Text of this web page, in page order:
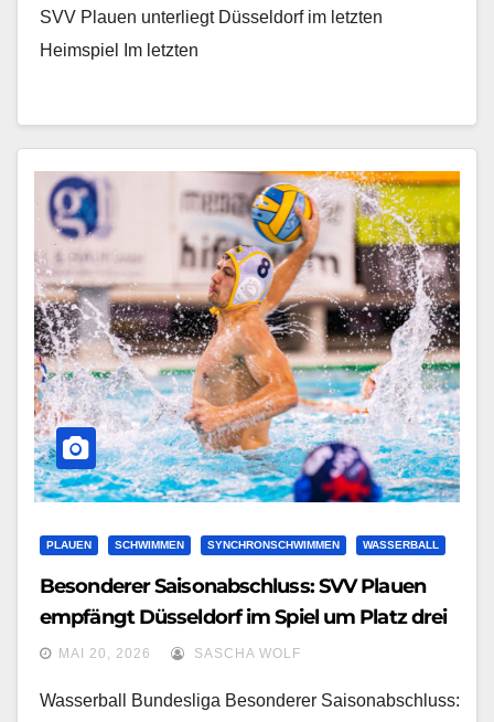
SVV Plauen unterliegt Düsseldorf im letzten
Heimspiel Im letzten
PLAUEN SCHWIMMEN SYNCHRONSCHWIMMEN WASSERBALL
Besonderer Saisonabschluss: SVV Plauen
empfängt Düsseldorf im Spiel um Platz drei
MAI 20, 2026 SASCHA WOLF
Wasserball Bundesliga Besonderer Saisonabschluss: